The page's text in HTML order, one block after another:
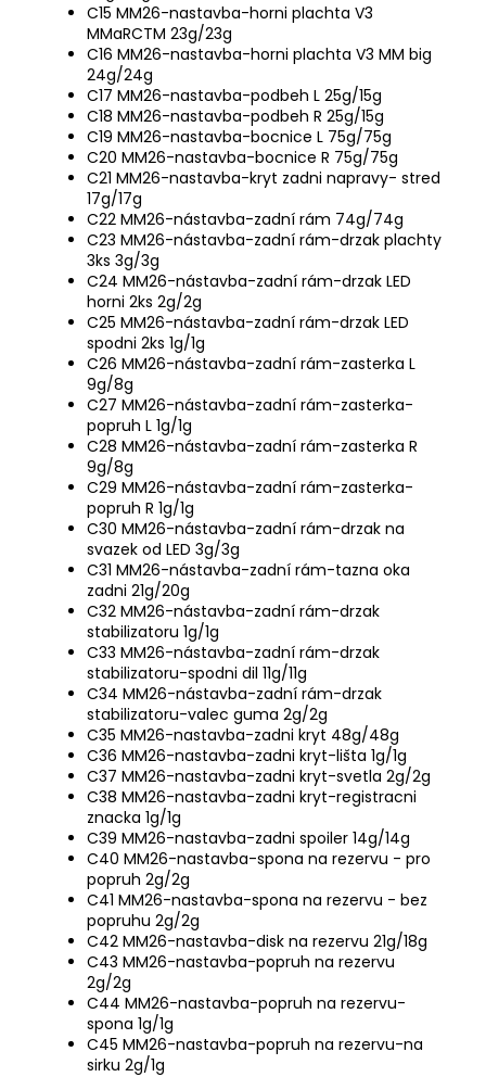
C15 MM26-nastavba-horni plachta V3
MMaRCTM 23g/23g
C16 MM26-nastavba-horni plachta V3 MM big
24g/24g
C17 MM26-nastavba-podbeh L 25g/15g
C18 MM26-nastavba-podbeh R 25g/15g
C19 MM26-nastavba-bocnice L 75g/75g
C20 MM26-nastavba-bocnice R 75g/75g
C21 MM26-nastavba-kryt zadni napravy- stred
17g/17g
C22 MM26-nástavba-zadní rám 74g/74g
C23 MM26-nástavba-zadní rám-drzak plachty
3ks 3g/3g
C24 MM26-nástavba-zadní rám-drzak LED
horni 2ks 2g/2g
C25 MM26-nástavba-zadní rám-drzak LED
spodni 2ks 1g/1g
C26 MM26-nástavba-zadní rám-zasterka L
9g/8g
C27 MM26-nástavba-zadní rám-zasterka-
popruh L 1g/1g
C28 MM26-nástavba-zadní rám-zasterka R
9g/8g
C29 MM26-nástavba-zadní rám-zasterka-
popruh R 1g/1g
C30 MM26-nástavba-zadní rám-drzak na
svazek od LED 3g/3g
C31 MM26-nástavba-zadní rám-tazna oka
zadni 21g/20g
C32 MM26-nástavba-zadní rám-drzak
stabilizatoru 1g/1g
C33 MM26-nástavba-zadní rám-drzak
stabilizatoru-spodni dil 11g/11g
C34 MM26-nástavba-zadní rám-drzak
stabilizatoru-valec guma 2g/2g
C35 MM26-nastavba-zadni kryt 48g/48g
C36 MM26-nastavba-zadni kryt-lišta 1g/1g
C37 MM26-nastavba-zadni kryt-svetla 2g/2g
C38 MM26-nastavba-zadni kryt-registracni
znacka 1g/1g
C39 MM26-nastavba-zadni spoiler 14g/14g
C40 MM26-nastavba-spona na rezervu - pro
popruh 2g/2g
C41 MM26-nastavba-spona na rezervu - bez
popruhu 2g/2g
C42 MM26-nastavba-disk na rezervu 21g/18g
C43 MM26-nastavba-popruh na rezervu
2g/2g
C44 MM26-nastavba-popruh na rezervu-
spona 1g/1g
C45 MM26-nastavba-popruh na rezervu-na
sirku 2g/1g